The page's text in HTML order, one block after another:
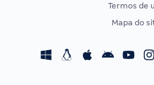
Concursos Fiscais
Termos de
Mapa do